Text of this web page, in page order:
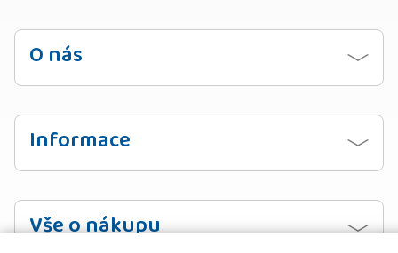
O nás
Kontaktujte nás
Zásady ochrany osobních údajů
Informace
Návod na praní
Vše o nákupu